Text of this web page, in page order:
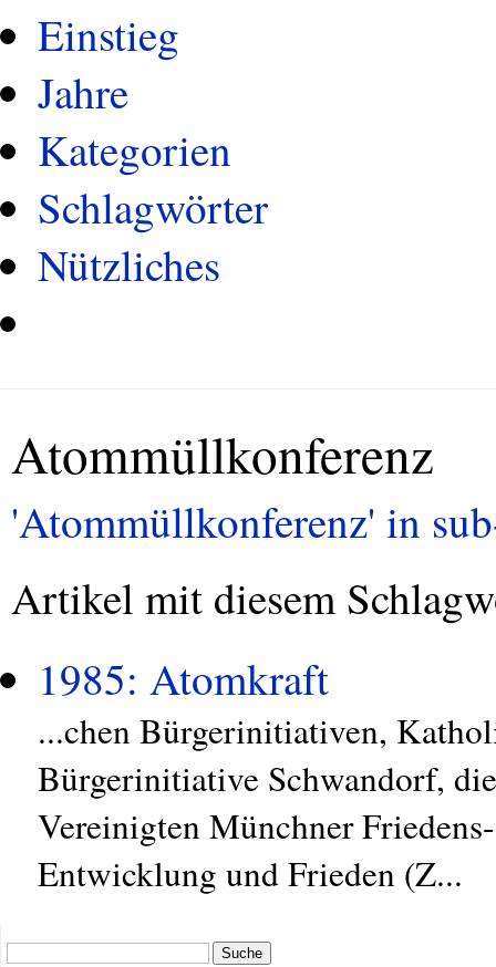
Einstieg
Jahre
Kategorien
Schlagwörter
Nützliches
Atommüllkonferenz
'Atommüllkonferenz' in
Artikel mit diesem
1985: Atomkraft
...chen Bürgerinitiativen,
Bürgerinitiative Schwandorf,
Vereinigten Münchner
Entwicklung und Frieden (Z...
Suche